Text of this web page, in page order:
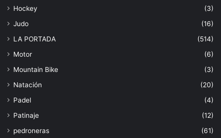
Hockey
(3)
Judo
(16)
LA PORTADA
(514)
Motor
(6)
Mountain Bike
(3)
Natación
(20)
Padel
(4)
Patinaje
(12)
pedroneras
(61)